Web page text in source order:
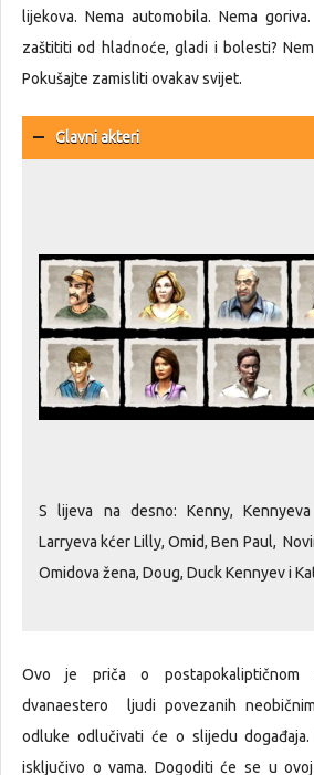
lijekova. Nema automobila. Nema
zaštititi od hladnoće, gladi i bolesti?
Pokušajte zamisliti ovakav svijet.
Glavni akteri
S lijeva na desno: Kenny,
Larryeva kćer Lilly, Omid, Ben Paul,
Omidova žena, Doug, Duck Kennyev i
Ovo je priča o postapokaliptičnom
dvanaestero ljudi povezanih
odluke odlučivati će o slijedu
isključivo o vama. Dogoditi će se u